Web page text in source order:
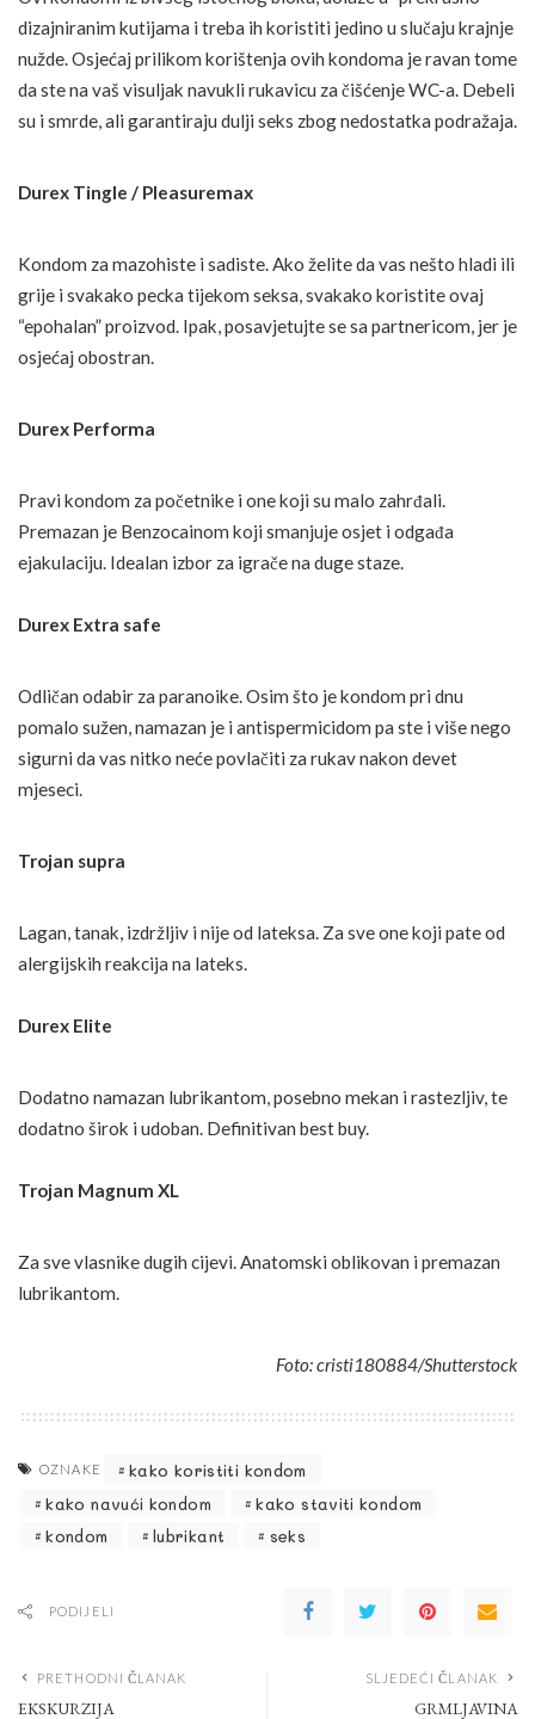
dizajniranim kutijama i treba ih koristiti jedino u slučaju krajnje
nužde. Osjećaj prilikom korištenja ovih kondoma je ravan tome
da ste na vaš visuljak navukli rukavicu za čišćenje WC-a. Debeli
su i smrde, ali garantiraju dulji seks zbog nedostatka podražaja.
Durex Tingle / Pleasuremax
Kondom za mazohiste i sadiste. Ako želite da vas nešto hladi ili
grije i svakako pecka tijekom seksa, svakako koristite ovaj
“epohalan” proizvod. Ipak, posavjetujte se sa partnericom, jer je
osjećaj obostran.
Durex Performa
Pravi kondom za početnike i one koji su malo zahrđali.
Premazan je Benzocainom koji smanjuje osjet i odgađa
ejakulaciju. Idealan izbor za igrače na duge staze.
Durex Extra safe
Odličan odabir za paranoike. Osim što je kondom pri dnu
pomalo sužen, namazan je i antispermicidom pa ste i više nego
sigurni da vas nitko neće povlačiti za rukav nakon devet
mjeseci.
Trojan supra
Lagan, tanak, izdržljiv i nije od lateksa. Za sve one koji pate od
alergijskih reakcija na lateks.
Durex Elite
Dodatno namazan lubrikantom, posebno mekan i rastezljiv, te
dodatno širok i udoban. Definitivan best buy.
Trojan Magnum XL
Za sve vlasnike dugih cijevi. Anatomski oblikovan i premazan
lubrikantom.
Foto: cristi180884/Shutterstock
OZNAKE
kako koristiti kondom
kako navući kondom
kako staviti kondom
kondom
lubrikant seks
PODIJELI
PRETHODNI ČLANAK
EKSKURZIJA
SLJEDEĆI ČLANAK
GRMLJAVINA